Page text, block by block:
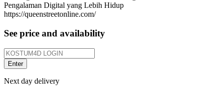
Pengalaman Digital yang Lebih Hidup
https://queenstreetonline.com/
See price and availability
Enter
Next day delivery